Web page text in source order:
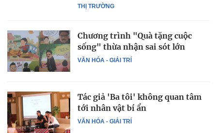
THỊ TRƯỜNG
VĂN HÓA - GIẢI TRÍ
Chương trình "Quà tặng cuộc
sống" thừa nhận sai sót lớn
VĂN HÓA - GIẢI TRÍ
Tác giả 'Ba tôi' không quan tâm
tới nhân vật bí ẩn